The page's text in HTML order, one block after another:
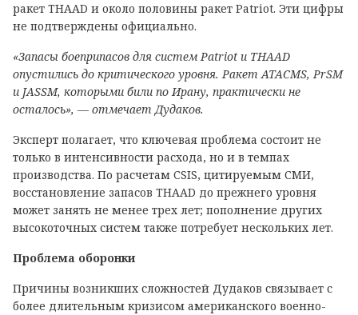
ракет THAAD и около половины ракет Patriot. Эти цифры
не подтверждены официально.
«Запасы боеприпасов для систем Patriot и THAAD
опустились до критического уровня. Ракет ATACMS, PrSM
и JASSM, которыми били по Ирану, практически не
осталось», — отмечает Дудаков.
Эксперт полагает, что ключевая проблема состоит не
только в интенсивности расхода, но и в темпах
производства. По расчетам CSIS, цитируемым СМИ,
восстановление запасов THAAD до прежнего уровня
может занять не менее трех лет; пополнение других
высокоточных систем также потребует нескольких лет.
Проблема оборонки
Причины возникших сложностей Дудаков связывает с
более длительным кризисом американского военно-